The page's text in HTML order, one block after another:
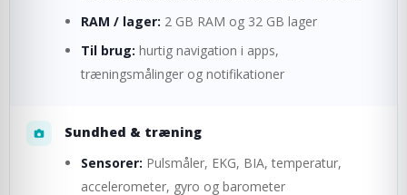
RAM / lager: 2 GB RAM og 32 GB lager
Til brug: hurtig navigation i apps,
træningsmålinger og notifikationer
Sundhed & træning
Sensorer: Pulsmåler, EKG, BIA, temperatur,
accelerometer, gyro og barometer